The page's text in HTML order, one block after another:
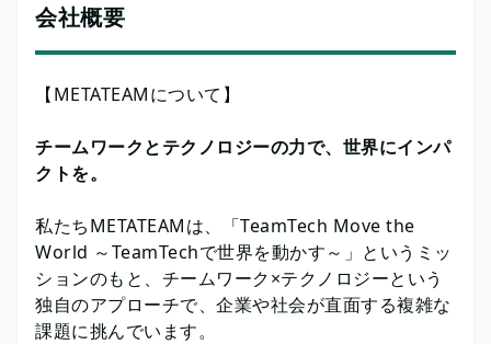
会社概要
【METATEAMについて】
チームワークとテクノロジーの力で、世界にインパ
クトを。
私たちMETATEAMは、「TeamTech Move the
World ～TeamTechで世界を動かす～」というミッ
ションのもと、チームワーク×テクノロジーという
独自のアプローチで、企業や社会が直面する複雑な
課題に挑んでいます。